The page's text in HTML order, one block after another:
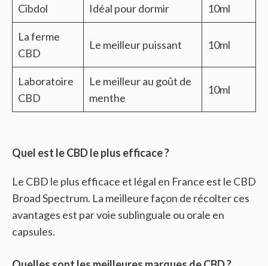
Cibdol Idéal pour dormir 10ml
La ferme
CBD
Le meilleur puissant 10ml
Laboratoire
CBD
Le meilleur au goût de
menthe
10ml
Quel est le CBD le plus efficace ?
Le CBD le plus efficace et légal en France est le CBD
Broad Spectrum. La meilleure façon de récolter ces
avantages est par voie sublinguale ou orale en
capsules.